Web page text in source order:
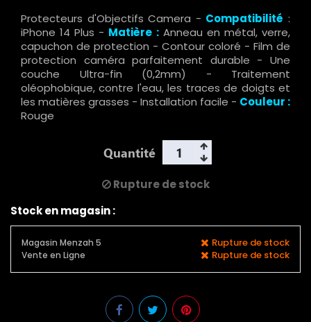
Protecteurs d'Objectifs Camera - Compatibilité :
iPhone 14 Plus - Matière :Anneau en métal, verre,
capuchon de protection - Contour coloré - Film de
protection caméra parfaitement durable - Une
couche Ultra-fin (0,2mm) - Traitement
oléophobique, contre l'eau, les traces de doigts et
les matières grasses - Installation facile - Couleur :
Rouge
Quantité
Rupture de stock
Stock en magasin :
Magasin Menzah 5 Rupture de stock
Vente en Ligne Rupture de stock